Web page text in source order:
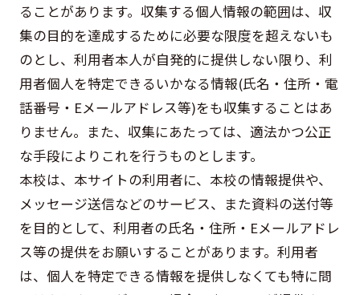
ることがあります。収集する個人情報の範囲は、収
集の目的を達成するために必要な限度を超えないも
のとし、利用者本人が自発的に提供しない限り、利
用者個人を特定できるいかなる情報(氏名・住所・電
話番号・Eメールアドレス等)をも収集することはあ
りません。また、収集にあたっては、適法かつ公正
な手段によりこれを行うものとします。
本校は、本サイトの利用者に、本校の情報提供や、
メッセージ送信などのサービス、また資料の送付等
を目的として、利用者の氏名・住所・Eメールアドレ
ス等の提供をお願いすることがあります。利用者
は、個人を特定できる情報を提供しなくても特に問